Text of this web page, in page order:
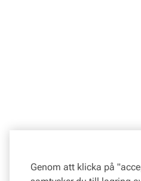
Genom att klicka på